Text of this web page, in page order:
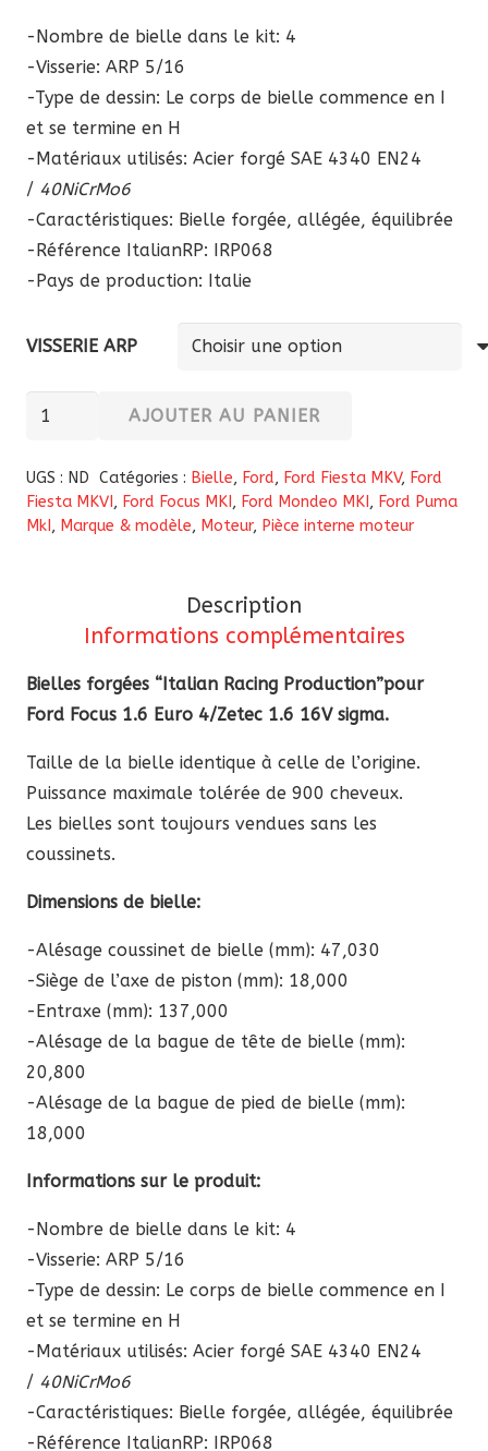
-Nombre de bielle dans le kit: 4
-Visserie: ARP 5/16
-Type de dessin: Le corps de bielle commence en I
et se termine en H
-Matériaux utilisés: Acier forgé SAE 4340 EN24
/ 40NiCrMo6
-Caractéristiques: Bielle forgée, allégée, équilibrée
-Référence ItalianRP: IRP068
-Pays de production: Italie
VISSERIE ARP
quantité
Bielles
forgées
“ItalianRP”
Euro
4/zetec
16V
sigma
AJOUTER AU PANIER
UGS : ND Catégories : Bielle, Ford, Ford Fiesta MKV, Ford
Fiesta MKVI , Ford Focus MKI , Ford Mondeo MKI , Ford Puma
MkI , Marque & modèle, Moteur, Pièce interne moteur
Description
Informations complémentaires
Bielles forgées “Italian Racing Production”pour
Ford Focus 1.6 Euro 4/Zetec 1.6 16V sigma.
Taille de la bielle identique à celle de l’origine.
Puissance maximale tolérée de 900 cheveux.
Les bielles sont toujours vendues sans les
coussinets.
Dimensions de bielle:
-Alésage coussinet de bielle (mm): 47,030
-Siège de l’axe de piston (mm): 18,000
-Entraxe (mm): 137,000
-Alésage de la bague de tête de bielle (mm):
20,800
-Alésage de la bague de pied de bielle (mm):
18,000
Informations sur le produit:
-Nombre de bielle dans le kit: 4
-Visserie: ARP 5/16
-Type de dessin: Le corps de bielle commence en I
et se termine en H
-Matériaux utilisés: Acier forgé SAE 4340 EN24
/ 40NiCrMo6
-Caractéristiques: Bielle forgée, allégée, équilibrée
-Référence ItalianRP: IRP068